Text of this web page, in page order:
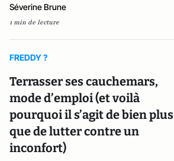
Séverine Brune
1 min de lecture
FREDDY ?
Terrasser ses cauchemars,
mode d’emploi (et voilà
pourquoi il s’agit de bien plus
que de lutter contre un
inconfort)